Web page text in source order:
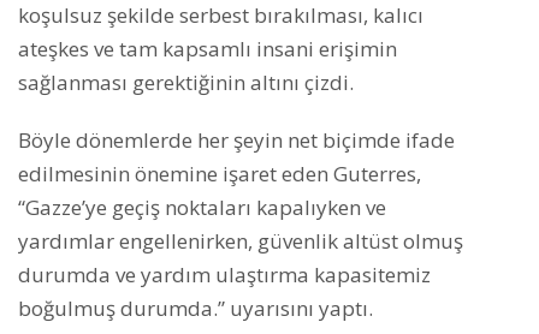
koşulsuz şekilde serbest bırakılması, kalıcı
ateşkes ve tam kapsamlı insani erişimin
sağlanması gerektiğinin altını çizdi.
Böyle dönemlerde her şeyin net biçimde ifade
edilmesinin önemine işaret eden Guterres,
“Gazze’ye geçiş noktaları kapalıyken ve
yardımlar engellenirken, güvenlik altüst olmuş
durumda ve yardım ulaştırma kapasitemiz
boğulmuş durumda.” uyarısını yaptı.